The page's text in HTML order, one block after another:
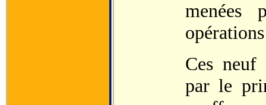
menées
Ces neuf
par le